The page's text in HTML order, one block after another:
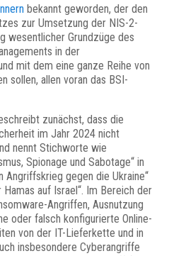
bekannt geworden, der den
zur Umsetzung der NIS-2-
wesentlicher Grundzüge des
in der
mit dem eine ganze Reihe von
sollen, allen voran das BSI-
zunächst, dass die
im Jahr 2024 nicht
nennt Stichworte wie
Spionage und Sabotage“ in
Angriffskrieg gegen die Ukraine“
auf Israel“. Im Bereich der
Angriffen, Ausnutzung
oder falsch konfigurierte Online-
von der IT-Lieferkette und in
insbesondere Cyberangriffe